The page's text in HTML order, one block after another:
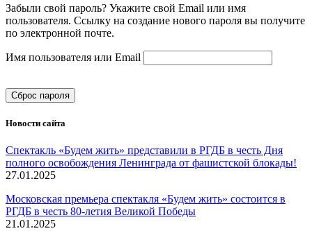
Забыли свой пароль? Укажите свой Email или имя
пользователя. Ссылку на создание нового пароля вы получите
по электронной почте.
Имя пользователя или Email
Сброс пароля
Новости сайта
Спектакль «Будем жить» представили в РГДБ в честь Дня
полного освобождения Ленинграда от фашистской блокады!
27.01.2025
Московская премьера спектакля «Будем жить» состоится в
РГДБ в честь 80-летия Великой Победы
21.01.2025